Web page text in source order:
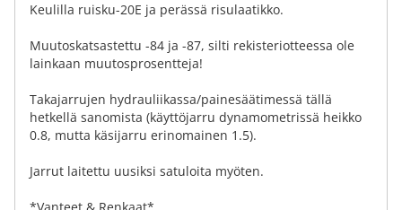
Keulilla ruisku-20E ja perässä risulaatikko.
Muutoskatsastettu -84 ja -87, silti rekisteriotteessa ole
lainkaan muutosprosentteja!
Takajarrujen hydrauliikassa/painesäätimessä tällä
hetkellä sanomista (käyttöjarru dynamometrissä heikko
0.8, mutta käsijarru erinomainen 1.5).
Jarrut laitettu uusiksi satuloita myöten.